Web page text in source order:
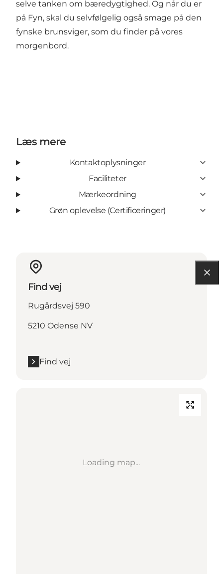
selve tanken om bæredygtighed. Og når du er
på Fyn, skal du selvfølgelig også smage på den
fynske brunsviger, som du finder på vores
morgenbord.
Læs mere
Kontaktoplysninger
Faciliteter
Mærkeordning
Grøn oplevelse (Certificeringer)
Find vej
Rugårdsvej 590
5210 Odense NV
Find vej
Loading map...